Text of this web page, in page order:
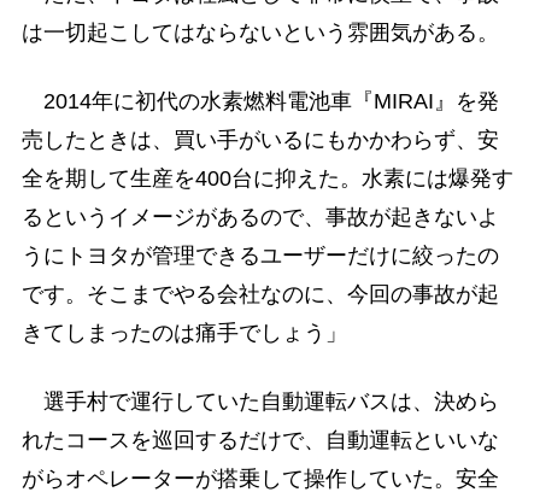
は一切起こしてはならないという雰囲気がある。
2014年に初代の水素燃料電池車『MIRAI』を発
売したときは、買い手がいるにもかかわらず、安
全を期して生産を400台に抑えた。水素には爆発す
るというイメージがあるので、事故が起きないよ
うにトヨタが管理できるユーザーだけに絞ったの
です。そこまでやる会社なのに、今回の事故が起
きてしまったのは痛手でしょう」
選手村で運行していた自動運転バスは、決めら
れたコースを巡回するだけで、自動運転といいな
がらオペレーターが搭乗して操作していた。安全